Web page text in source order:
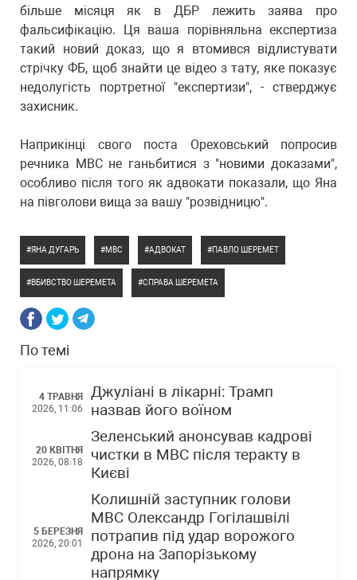
більше місяця як в ДБР лежить заява про
фальсифікацію. Ця ваша порівняльна експертиза
такий новий доказ, що я втомився відлистувати
стрічку ФБ, щоб знайти це відео з тату, яке показує
недолугість портретної "експертизи", - стверджує
захисник.
Наприкінці свого поста Ореховський попросив
речника МВС не ганьбитися з "новими доказами",
особливо після того як адвокати показали, що Яна
на півголови вища за вашу "розвідницю".
ЯНА ДУГАРЬ МВС АДВОКАТ ПАВЛО ШЕРЕМЕТ
ВБИВСТВО ШЕРЕМЕТА СПРАВА ШЕРЕМЕТА
По темі
4 ТРАВНЯ
2026, 11:06
Джуліані в лікарні: Трамп
назвав його воїном
20 КВІТНЯ
2026, 08:18
Зеленський анонсував кадрові
чистки в МВС після теракту в
Києві
5 БЕРЕЗНЯ
2026, 20:01
Колишній заступник голови
МВС Олександр Гогілашвілі
потрапив під удар ворожого
дрона на Запорізькому
напрямку